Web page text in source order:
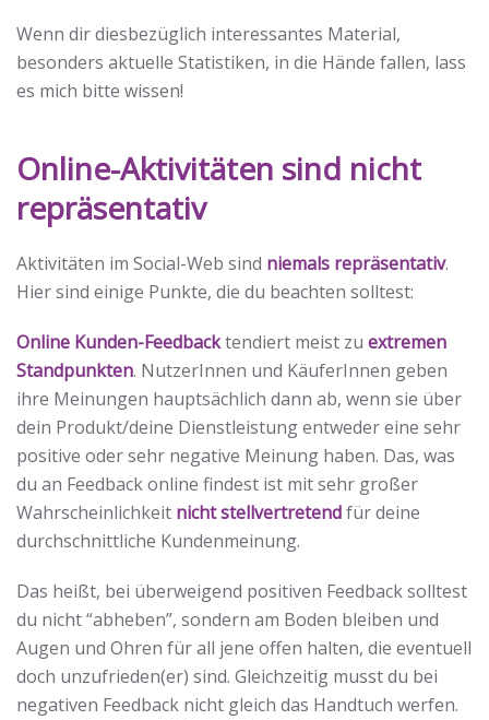
Wenn dir diesbezüglich interessantes Material,
besonders aktuelle Statistiken, in die Hände fallen, lass
es mich bitte wissen!
Online-Aktivitäten sind nicht
repräsentativ
Aktivitäten im Social-Web sind niemals repräsentativ.
Hier sind einige Punkte, die du beachten solltest:
Online Kunden-Feedbacktendiert meist zu extremen
Standpunkten. NutzerInnen und KäuferInnen geben
ihre Meinungen hauptsächlich dann ab, wenn sie über
dein Produkt/deine Dienstleistung entweder eine sehr
positive oder sehr negative Meinung haben. Das, was
du an Feedback online findest ist mit sehr großer
Wahrscheinlichkeit nicht stellvertretendfür deine
durchschnittliche Kundenmeinung.
Das heißt, bei überweigend positiven Feedback solltest
du nicht “abheben”, sondern am Boden bleiben und
Augen und Ohren für all jene offen halten, die eventuell
doch unzufrieden(er) sind. Gleichzeitig musst du bei
negativen Feedback nicht gleich das Handtuch werfen.